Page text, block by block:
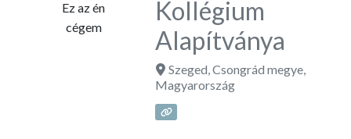
Ez az én
cégem
Kollégium
Alapítványa
Szeged,Csongrád megye,
Magyarország